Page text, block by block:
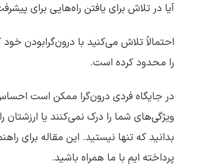
آیا در تلاش برای یافتن راه‌هایی برای
احتمالاً تلاش می‌کنید با درون‌گرابودن
را محدود کرده است.
در جایگاه فردی درون‌گرا ممکن است
ویژگی‌های شما را درک نمی‌کنند یا
بدانید که تنها نیستید. این مقاله برای
پرداخته ایم با ما همراه باشید.